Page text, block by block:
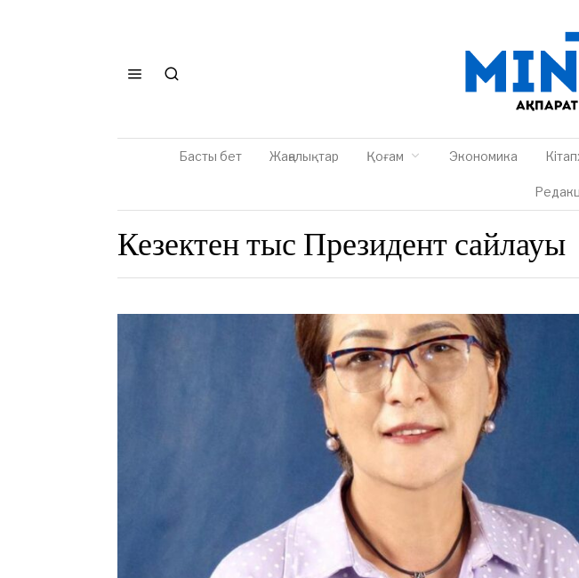
Басты бет Жаңалықтар Қоғам Экономика
Кезектен тыс Президент сайлауы